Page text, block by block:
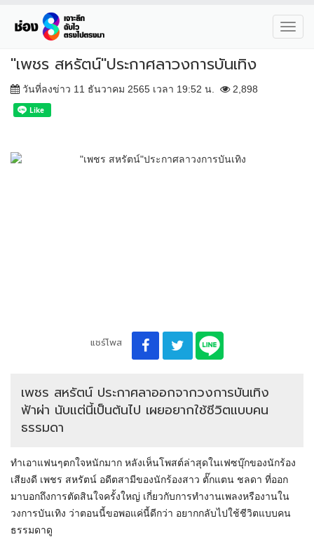
"เพชร สหรัตน์"ประกาศลาวงการบันเทิง
วันที่ลงข่าว 11 ธันวาคม 2565 เวลา 19:52 น. 2,898
แชร์โพส
เพชร สหรัตน์ ประกาศลาออกจากวงการบันเทิง
ฟ้าผ่า นับแต่นี้เป็นต้นไป เผยอยากใช้ชีวิตแบบคน
ธรรมดา
ทำเอาแฟนๆตกใจหนักมาก หลังเห็นโพสต์ล่าสุดในเฟซบุ๊กของนักร้อง
เสียงดี เพชร สหรัตน์ อดีตสามีของนักร้องสาว ตั๊กแตน ชลดา ที่ออก
มาบอกถึงการตัดสินใจครั้งใหญ่ เกี่ยวกับการทำงานเพลงหรืองานใน
วงการบันเทิง ว่าตอนนี้ขอพอแค่นี้ดีกว่า อยากกลับไปใช้ชีวิตแบบคน
ธรรมดาดู